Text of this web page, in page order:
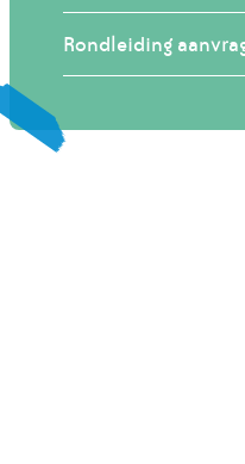
Rondleiding